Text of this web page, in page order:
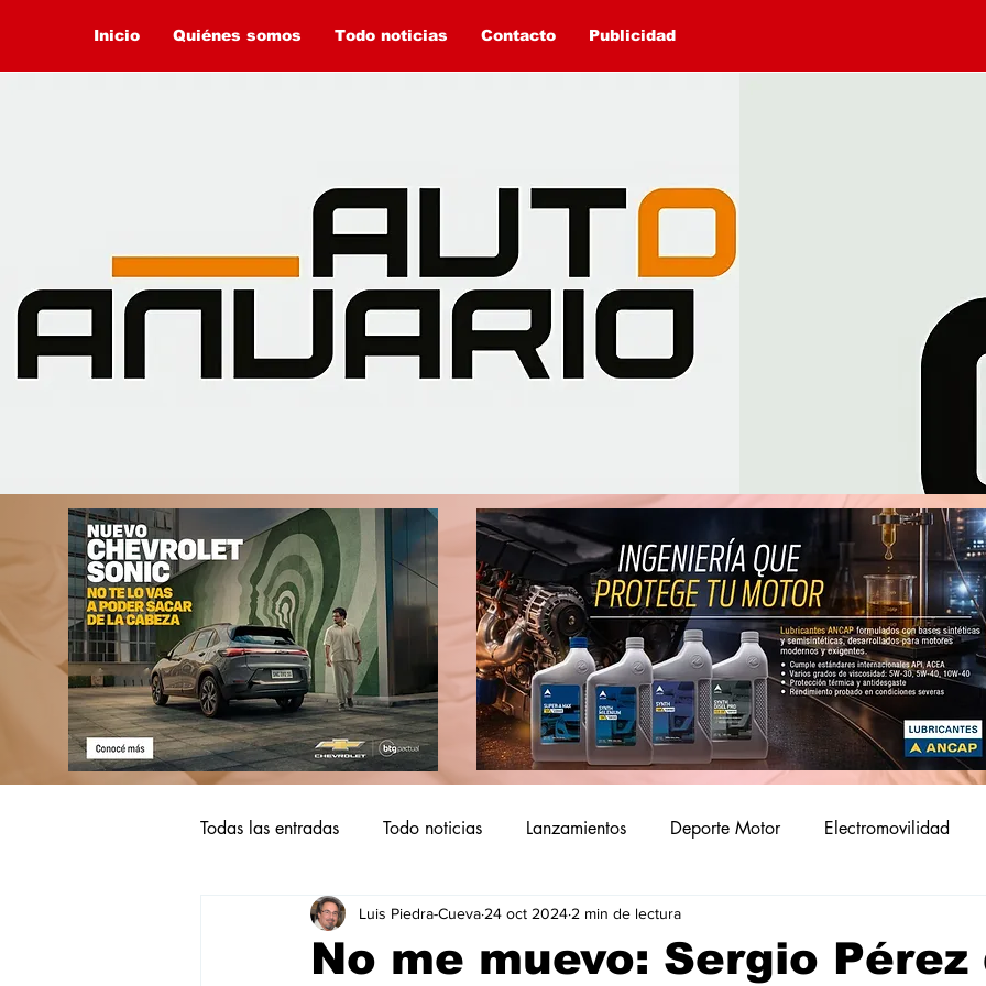
Inicio Quiénes somos Todo noticias Contacto Publicidad
Todas las entradas Todo noticias Lanzamientos Deporte Motor Electromovilidad
No me muevo: Sergio
Luis Piedra-Cueva 24 oct 2024 2 min de lectura